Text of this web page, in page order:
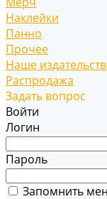
Наклейки
Панно
Прочее
Наше
Распродажа
Задать вопрос
Войти
Логин
Пароль
Запомнить